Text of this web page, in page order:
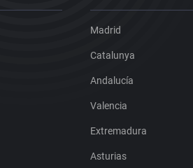
Madrid
Catalunya
Andalucía
Valencia
Extremadura
Asturias